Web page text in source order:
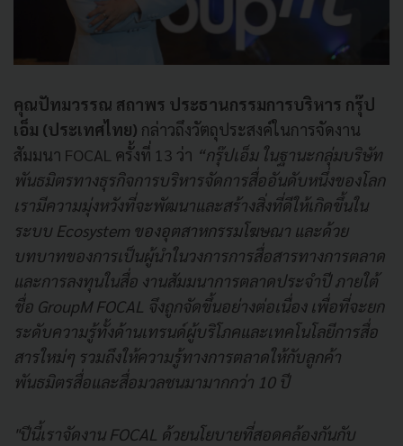
คุณปัทมวรรณ สถาพร ประธานกรรมการบริหาร กรุ๊ป
เอ็ม (ประเทศไทย) กล่าวถึงวัตถุประสงค์ในการจัดงาน
สัมมนา FOCAL ครั้งที่ 13 ว่า “กรุ๊ปเอ็ม ในฐานะกลุ่มบริษัท
พันธมิตรทางธุรกิจการบริหารจัดการสื่ออันดับหนึ่งของโลก
เรามีความมุ่งหวังที่จะพัฒนาและสร้างสิ่งที่ดีให้เกิดขึ้นใน
ระบบ Ecosystem ของอุตสาหกรรมโฆษณา และด้วย
บทบาทของการเป็นผู้นำในวงการการสื่อสารทางการตลาด
และการลงทุนในสื่อ งานสัมมนาการตลาดประจำปี ภายใต้
ชื่อ GroupM FOCAL จึงถูกจัดขึ้นอย่างต่อเนื่อง เพื่อที่จะยก
ระดับความรู้ทั้งด้านเทรนด์ผู้บริโภคและเทคโนโลยีการสื่อ
สารใหม่ๆ รวมถึงให้ความรู้ทางการตลาดให้กับลูกค้า
พันธมิตรสื่อและสื่อมวลชนมามากกว่า 10 ปี
"ปีนี้เราจัดงาน FOCAL ด้วยนโยบายที่สอดคล้องกันกับ